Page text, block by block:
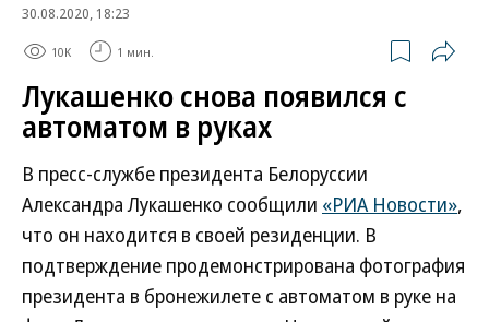
30.08.2020, 18:23
10K 1 мин.
Лукашенко снова появился с
автоматом в руках
В пресс-службе президента Белоруссии
Александра Лукашенко сообщили «РИА Новости»,
что он находится в своей резиденции. В
подтверждение продемонстрирована фотография
президента в бронежилете с автоматом в руке на